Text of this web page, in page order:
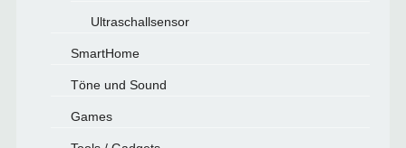
Ultraschallsensor
SmartHome
Töne und Sound
Games